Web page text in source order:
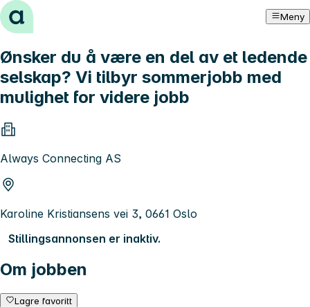
Hopp til innhold Meny
Ønsker du å være en del av et ledende
selskap? Vi tilbyr sommerjobb med
mulighet for videre jobb
Always Connecting AS
Karoline Kristiansens vei 3, 0661 Oslo
Stillingsannonsen er inaktiv.
Om jobben
Lagre favoritt